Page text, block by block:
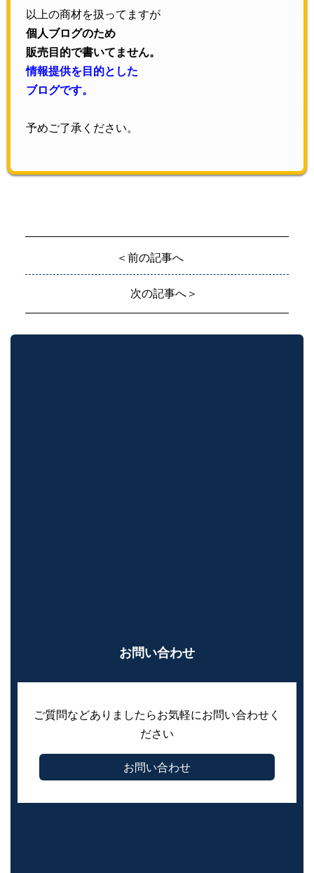
以上の商材を扱ってますが
個人ブログのため
販売目的で書いてません。
情報提供を目的とした
ブログです。
予めご了承ください。
＜前の記事へ
次の記事へ＞
お問い合わせ
ご質問などありましたらお気軽にお問い合わせく
ださい
お問い合わせ